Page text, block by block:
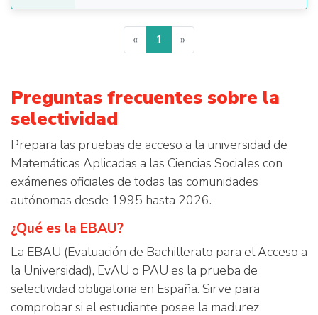
« 1 »
Preguntas frecuentes sobre la
selectividad
Prepara las pruebas de acceso a la universidad de
Matemáticas Aplicadas a las Ciencias Sociales con
exámenes oficiales de todas las comunidades
autónomas desde 1995 hasta 2026.
¿Qué es la EBAU?
La EBAU (Evaluación de Bachillerato para el Acceso a
la Universidad), EvAU o PAU es la prueba de
selectividad obligatoria en España. Sirve para
comprobar si el estudiante posee la madurez